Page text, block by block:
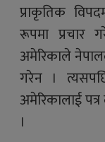
प्राकृतिक
रूपमा प्रचार
अमेरिकाले
गरेन ।
अमेरिकालाई
।